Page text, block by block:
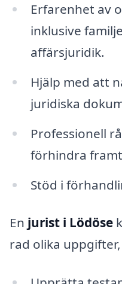
Erfarenhet av
inklusive
affärsjuridik.
Hjälp med att
juridiska
Professionell
förhindra
Stöd i
En jurist i Lödöse
rad olika